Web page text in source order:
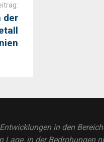
der
in den
in der Bedrohungen